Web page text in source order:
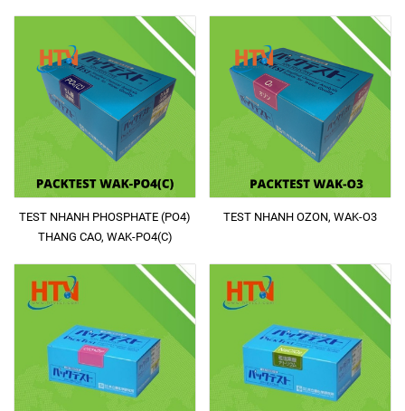
TEST NHANH PHOSPHATE (PO4)
THANG CAO, WAK-PO4(C)
TEST NHANH OZON, WAK-O3